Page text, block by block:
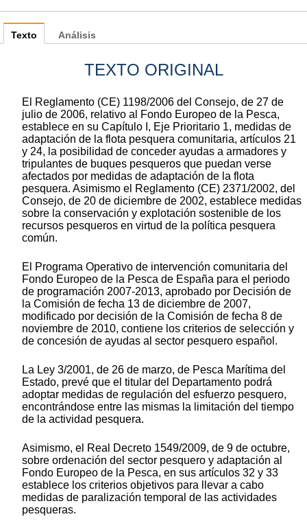
Texto
TEXTO ORIGINAL
El Reglamento (CE) 1198/2006 del Consejo, de 27 de
julio de 2006, relativo al Fondo Europeo de la Pesca,
establece en su Capítulo I, Eje Prioritario 1, medidas de
adaptación de la flota pesquera comunitaria, artículos 21
y 24, la posibilidad de conceder ayudas a armadores y
tripulantes de buques pesqueros que puedan verse
afectados por medidas de adaptación de la flota
pesquera. Asimismo el Reglamento (CE) 2371/2002, del
Consejo, de 20 de diciembre de 2002, establece medidas
sobre la conservación y explotación sostenible de los
recursos pesqueros en virtud de la política pesquera
común.
El Programa Operativo de intervención comunitaria del
Fondo Europeo de la Pesca de España para el periodo
de programación 2007-2013, aprobado por Decisión de
la Comisión de fecha 13 de diciembre de 2007,
modificado por decisión de la Comisión de fecha 8 de
noviembre de 2010, contiene los criterios de selección y
de concesión de ayudas al sector pesquero español.
La Ley 3/2001, de 26 de marzo, de Pesca Marítima del
Estado, prevé que el titular del Departamento podrá
adoptar medidas de regulación del esfuerzo pesquero,
encontrándose entre las mismas la limitación del tiempo
de la actividad pesquera.
Asimismo, el Real Decreto 1549/2009, de 9 de octubre,
sobre ordenación del sector pesquero y adaptación al
Fondo Europeo de la Pesca, en sus artículos 32 y 33
establece los criterios objetivos para llevar a cabo
medidas de paralización temporal de las actividades
pesqueras.
Análisis